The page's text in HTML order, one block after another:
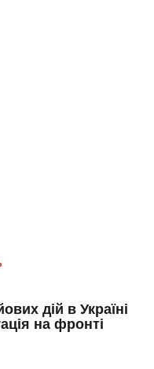
дій в Україні
на фронті